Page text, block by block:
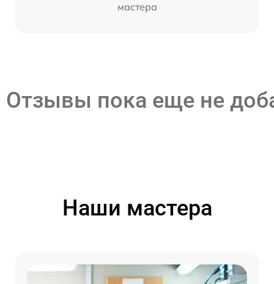
мастера
Отзывы пока еще не
Наши мастера